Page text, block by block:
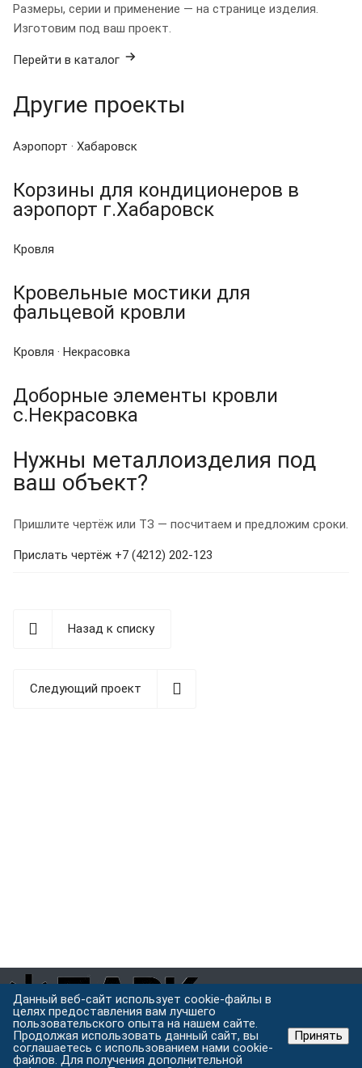
Размеры, серии и применение — на странице изделия.
Изготовим под ваш проект.
Перейти в каталог
Другие проекты
Аэропорт · Хабаровск
Корзины для кондиционеров в
аэропорт г.Хабаровск
Кровля
Кровельные мостики для
фальцевой кровли
Кровля · Некрасовка
Доборные элементы кровли
с.Некрасовка
Нужны металлоизделия под
ваш объект?
Пришлите чертёж или ТЗ — посчитаем и предложим сроки.
Прислать чертёж +7 (4212) 202-123
Назад к списку
Следующий проект
Завод металлоконструкций полного цикла в Хабаровске.
Проектируем, режем, варим и защищаем металл под одной
крышей.
Данный веб-сайт использует cookie-файлы в
целях предоставления вам лучшего
пользовательского опыта на нашем сайте.
Продолжая использовать данный сайт, вы
соглашаетесь с использованием нами cookie-
файлов. Для получения дополнительной
Принять